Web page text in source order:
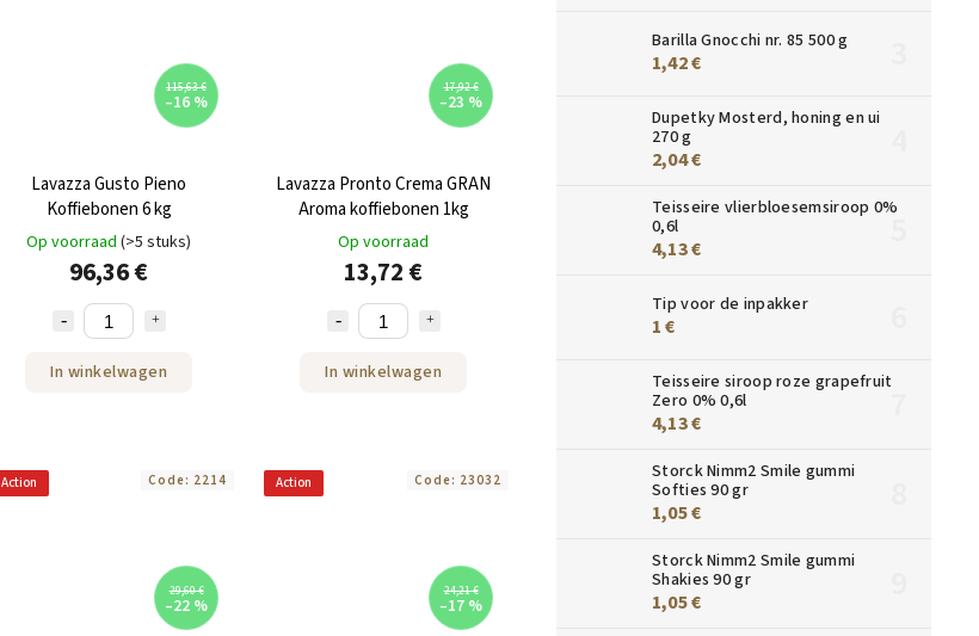
Barilla Gnocchi nr. 85 500 g
1,42 €
Dupetky Mosterd, honing en ui
270 g
2,04 €
Teisseire vlierbloesemsiroop 0%
0,6l
4,13 €
Tip voor de inpakker
1 €
Teisseire siroop roze grapefruit
Zero 0% 0,6l
4,13 €
Storck Nimm2 Smile gummi
Softies 90 gr
1,05 €
Storck Nimm2 Smile gummi
Shakies 90 gr
1,05 €
115,63 €
–16 %
Lavazza Gusto Pieno
Koffiebonen 6 kg
Op voorraad (>5 stuks)
96,36 €
In winkelwagen
17,92 €
–23 %
Lavazza Pronto Crema GRAN
Aroma koffiebonen 1kg
Op voorraad
13,72 €
In winkelwagen
Action
29,60 €
–22 %
Code: 2214 Action
24,21 €
–17 %
Code: 23032